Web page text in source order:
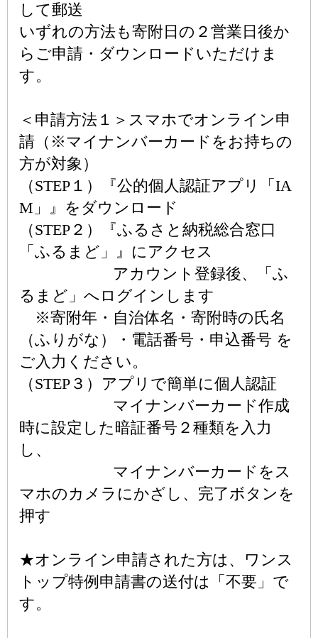
して郵送
いずれの方法も寄附日の２営業日後か
らご申請・ダウンロードいただけま
す。
＜申請方法１＞スマホでオンライン申
請（※マイナンバーカードをお持ちの
方が対象）
（STEP１）『公的個人認証アプリ「IA
M」』をダウンロード
（STEP２）『ふるさと納税総合窓口
「ふるまど」』にアクセス
アカウント登録後、「ふ
るまど」へログインします
※寄附年・自治体名・寄附時の氏名
（ふりがな）・電話番号・申込番号 を
ご入力ください。
（STEP３）アプリで簡単に個人認証
マイナンバーカード作成
時に設定した暗証番号２種類を入力
し、
マイナンバーカードをス
マホのカメラにかざし、完了ボタンを
押す
★オンライン申請された方は、ワンス
トップ特例申請書の送付は「不要」で
す。